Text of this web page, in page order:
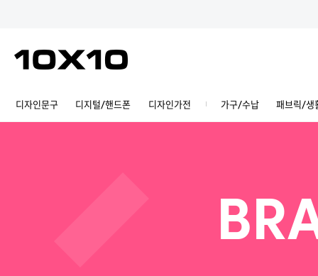
디자인문구 디지털/핸드폰 디자인가전 가구/수납 패브릭/생